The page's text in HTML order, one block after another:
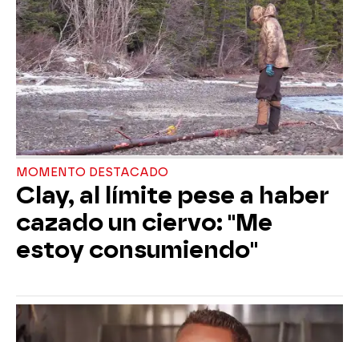
MOMENTO DESTACADO
Clay, al límite pese a haber
cazado un ciervo: "Me
estoy consumiendo"